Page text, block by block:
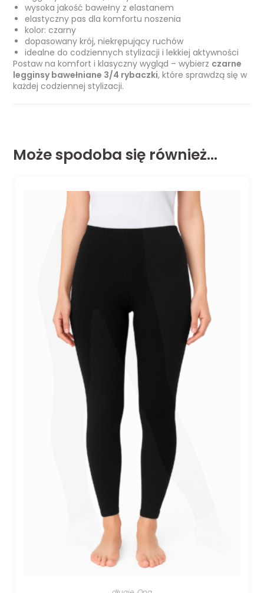
wysoka jakość bawełny z elastanem
elastyczny pas dla komfortu noszenia
kolor: czarny
dopasowany krój, niekrępujący ruchów
idealne do codziennych stylizacji i lekkiej aktywności
Postaw na komfort i klasyczny wygląd – wybierz czarne
legginsy bawełniane 3/4 rybaczki, które sprawdzą się w
każdej codziennej stylizacji.
Może spodoba się również…